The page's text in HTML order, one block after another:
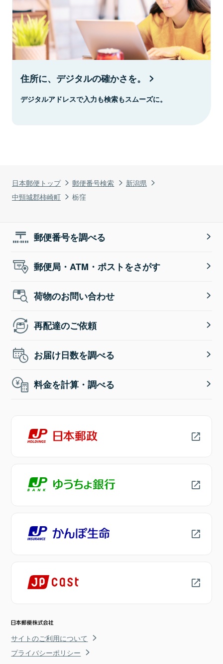
日本郵便トップ 郵便番号検索
新潟県
中頸城郡柿崎町
栃窪
住所に、デジタルの確かさを。
デジタルアドレスで入力も検索もスムーズに。
郵便番号を調べる
郵便局・ATM・ポストをさがす
荷物のお問い合わせ
再配達のご依頼
お届け日数を調べる
料金を計算・調べる
サイトのご利用について
プライバシーポリシー